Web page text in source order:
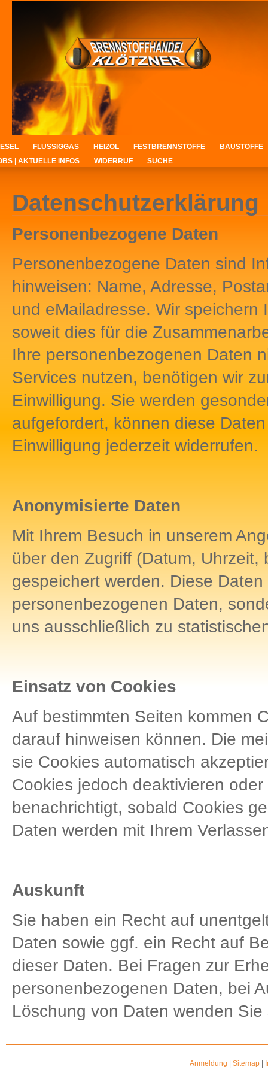
FLÜSSIGGAS HEIZÖL FESTBRENNSTOFFE
BAUSTOFFE
| AKTUELLE INFOS
WIDERRUF SUCHE
Datenschutzerklärung
Personenbezogene Daten
Personenbezogene Daten sind
hinweisen: Name, Adresse,
und eMailadresse. Wir
soweit dies für die
Ihre personenbezogenen Daten
Services nutzen, benötigen wir
Einwilligung. Sie werden
aufgefordert, können diese
Einwilligung jederzeit widerrufen.
Anonymisierte Daten
Mit Ihrem Besuch in unserem
über den Zugriff (Datum,
gespeichert werden. Diese
personenbezogenen Daten,
uns ausschließlich zu
Einsatz von Cookies
Auf bestimmten Seiten kommen
darauf hinweisen können. Die
sie Cookies automatisch
Cookies jedoch deaktivieren
benachrichtigt, sobald Cookies
Daten werden mit Ihrem
Auskunft
Sie haben ein Recht auf
Daten sowie ggf. ein Recht auf
dieser Daten. Bei Fragen zur
personenbezogenen Daten, bei
Löschung von Daten wenden
Anmeldung |Sitemap